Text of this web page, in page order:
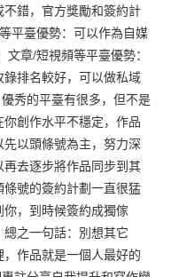
錯，官方獎勵和簽約計
平臺優勢：可以作為自媒
章/短視頻等平臺優勢：
排名較好，可以做私域
秀的平臺有很多，但不是
創作水平不穩定，作品
以頭條號為主，努力深
去逐步將作品同步到其
號的簽約計劃一直很猛
，到時候簽約成獨傢
之一句話：別想其它
作品就是一個人最好的